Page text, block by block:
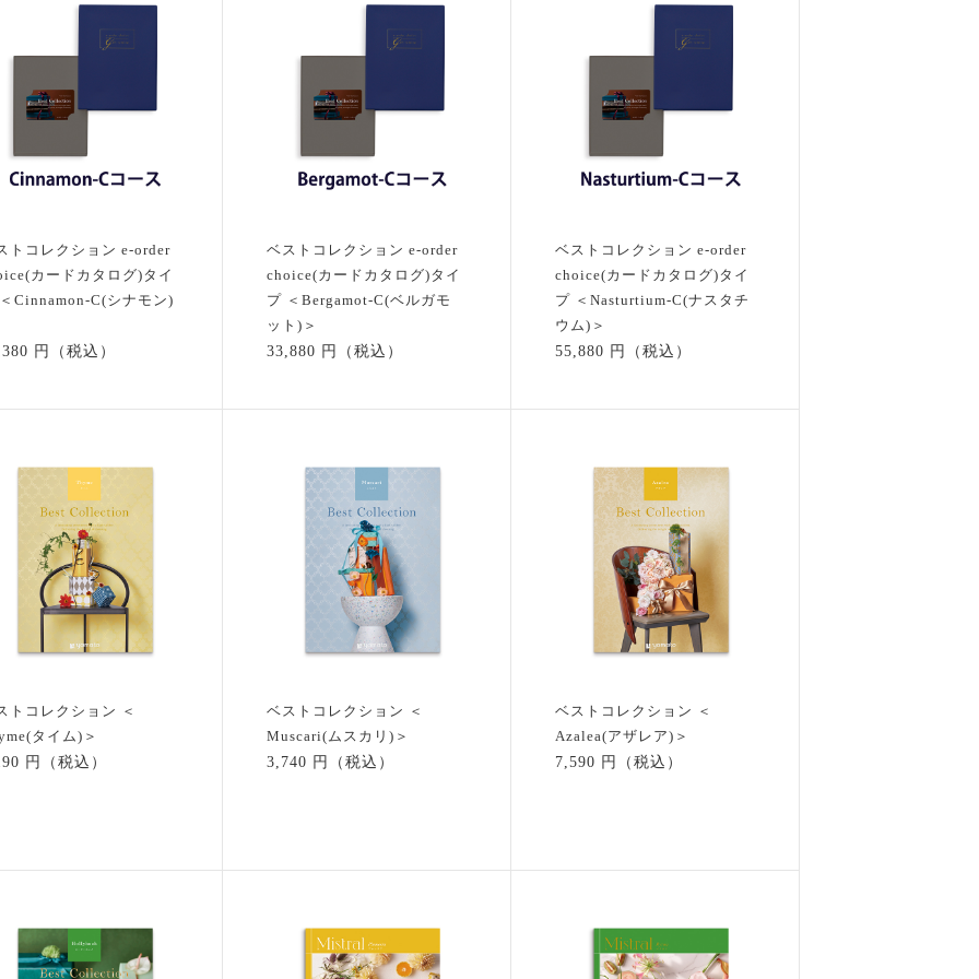
トコレクション e-order
カードカタログ)タイ
Cinnamon-C(シナモン)
円（税込）
ベストコレクション e-order
choice(カードカタログ)タイ
プ ＜Bergamot-C(ベルガモ
ット)＞
33,880 円（税込）
ベストコレクション e-order
choice(カードカタログ)タイ
プ ＜Nasturtium-C(ナスタチ
ウム)＞
55,880 円（税込）
トコレクション ＜
タイム)＞
円（税込）
ベストコレクション ＜
Muscari(ムスカリ)＞
3,740 円（税込）
ベストコレクション ＜
Azalea(アザレア)＞
7,590 円（税込）